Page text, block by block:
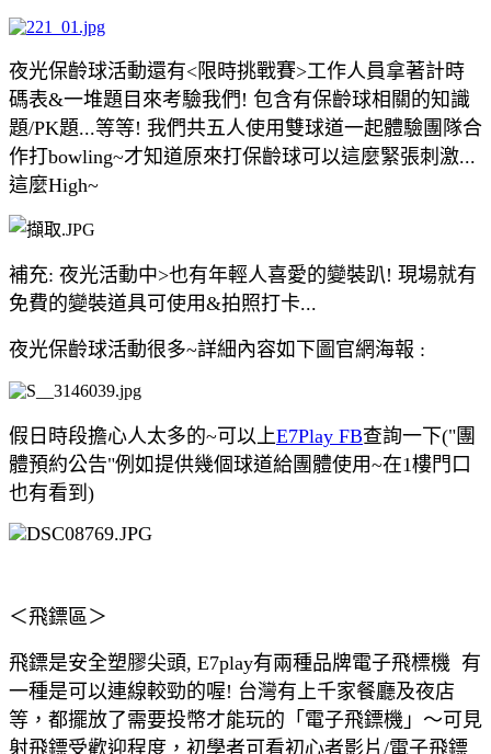
夜光保齡球活動還有<限時挑戰賽>工作人員拿著計時
碼表&一堆題目來考驗我們! 包含有保齡球相關的知識
題/PK題...等等! 我們共五人使用雙球道一起體驗團隊合
作打bowling~才知道原來打保齡球可以這麼緊張刺激...
這麼High~
補充: 夜光活動中>也有年輕人喜愛的變裝趴! 現場就有
免費的變裝道具可使用&拍照打卡...
夜光保齡球活動很多~詳細內容如下圖官網海報 :
假日時段擔心人太多的~可以上E7Play FB查詢一下("團
體預約公告"例如提供幾個球道給團體使用~在1樓門口
也有看到)
＜飛鏢區＞
飛鏢是安全塑膠尖頭, E7play有兩種品牌電子飛標機 有
一種是可以連線較勁的喔! 台灣有上千家餐廳及夜店
等，都擺放了需要投幣才能玩的「電子飛鏢機」～可見
射飛鏢受歡迎程度，初學者可看初心者影片/電子飛鏢